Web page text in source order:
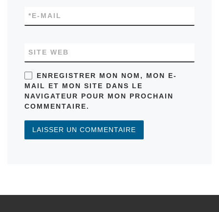
E-MAIL
*
SITE WEB
ENREGISTRER MON NOM, MON E-
MAIL ET MON SITE DANS LE
NAVIGATEUR POUR MON PROCHAIN
COMMENTAIRE.